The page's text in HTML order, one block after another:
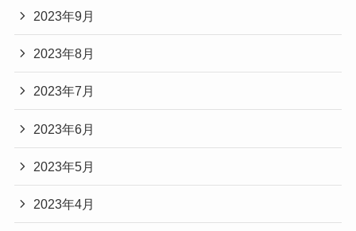
2023年9月
2023年8月
2023年7月
2023年6月
2023年5月
2023年4月